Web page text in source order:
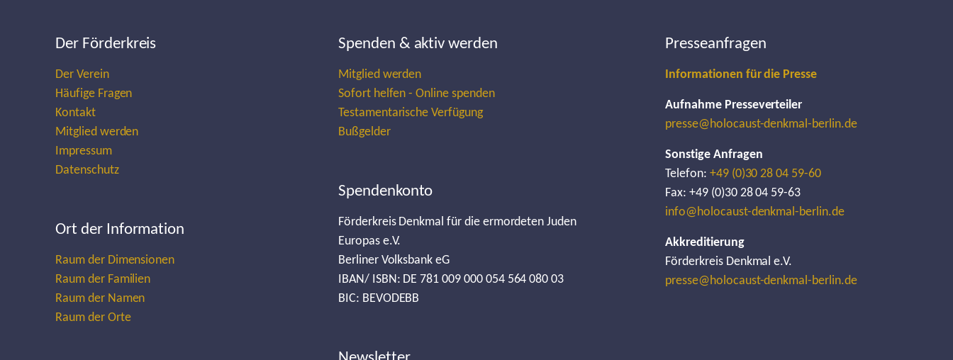
Der Förderkreis
Der Verein
Häufige Fragen
Kontakt
Mitglied werden
Impressum
Datenschutz
Ort der Information
Raum der Dimensionen
Raum der Familien
Raum der Namen
Raum der Orte
Spenden & aktiv werden
Mitglied werden
Sofort helfen - Online spenden
Testamentarische Verfügung
Bußgelder
Spendenkonto
Förderkreis Denkmal für die ermordeten Juden
Europas e.V.
Berliner Volksbank eG
IBAN/ ISBN: DE 781 009 000 054 564 080 03
BIC: BEVODEBB
Presseanfragen
Informationen für die Presse
Aufnahme Presseverteiler
presse@holocaust-denkmal-berlin.de
Sonstige Anfragen
Telefon: +49 (0)30 28 04 59-60
Fax: +49 (0)30 28 04 59-63
info@holocaust-denkmal-berlin.de
Akkreditierung
Förderkreis Denkmal e.V.
presse@holocaust-denkmal-berlin.de